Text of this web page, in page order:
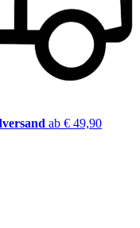
ab € 49,90